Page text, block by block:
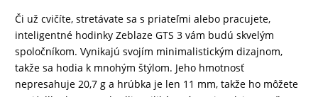
Či už cvičíte, stretávate sa s priateľmi alebo pracujete,
inteligentné hodinky Zeblaze GTS 3 vám budú skvelým
spoločníkom. Vynikajú svojím minimalistickým dizajnom,
takže sa hodia k mnohým štýlom. Jeho hmotnosť
nepresahuje 20,7 g a hrúbka je len 11 mm, takže ho môžete